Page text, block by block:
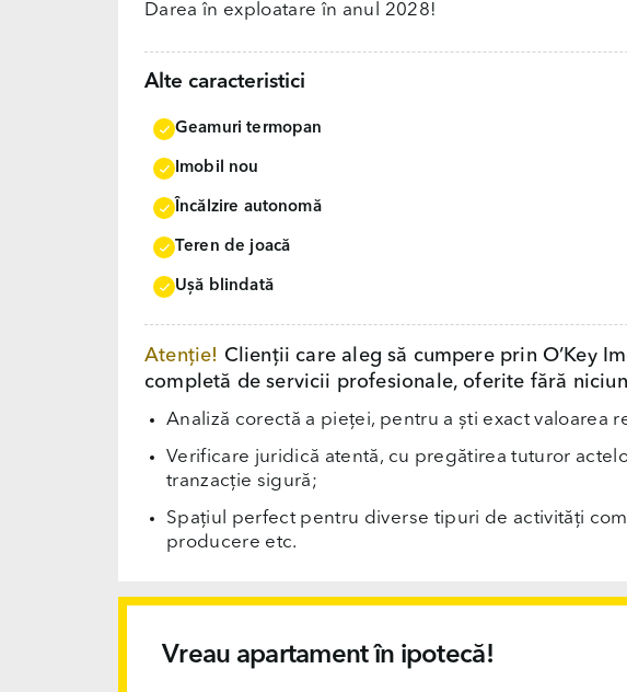
Darea în exploatare în anul 2028!
Alte caracteristici
Geamuri termopan
Imobil nou
Încălzire autonomă
Teren de joacă
Uşă blindată
Atenție! Clienții care aleg să cumpere prin O’Key
completă de servicii profesionale, oferite fără
Analiză corectă a pieței, pentru a ști exact valoarea
Verificare juridică atentă, cu pregătirea tuturor
tranzacție sigură;
Spațiul perfect pentru diverse tipuri de activități
producere etc.
Vreau apartament în ipotecă!